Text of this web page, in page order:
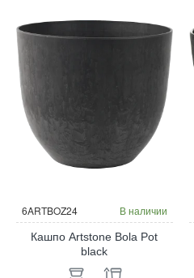
6ARTBOZ24 В наличии
Кашпо Artstone Bola Pot
black